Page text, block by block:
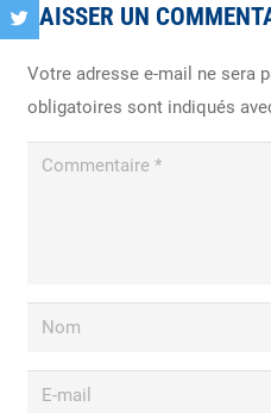
LAISSER UN
Votre adresse e-mail ne sera
obligatoires sont indiqués